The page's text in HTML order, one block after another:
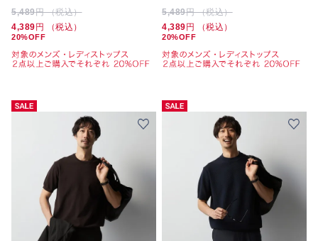
5,489円 （税込）
4,389円 （税込）
20%OFF
5,489円 （税込）
4,389円 （税込）
20%OFF